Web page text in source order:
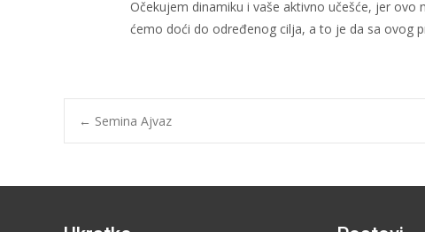
Očekujem dinamiku i vaše aktivno učešće, jer ovo
ćemo doći do određenog cilja, a to je da sa ovog
← Semina Ajvaz